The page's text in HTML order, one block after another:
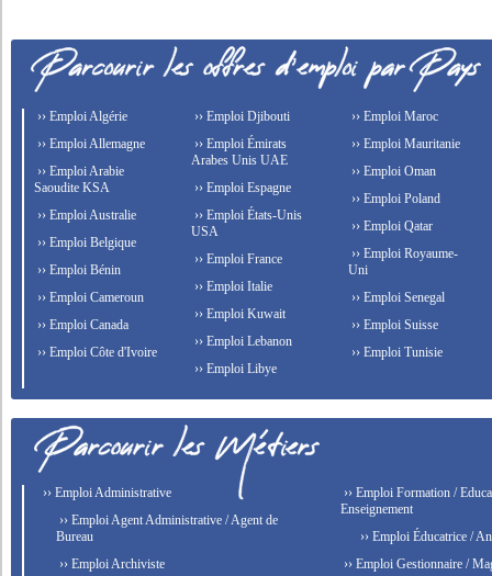
›› Emploi Algérie
›› Emploi Allemagne
›› Emploi Arabie
Saoudite KSA
›› Emploi Australie
›› Emploi Belgique
›› Emploi Bénin
›› Emploi Cameroun
›› Emploi Canada
›› Emploi Côte d'Ivoire
›› Emploi Djibouti
›› Emploi Émirats
Arabes Unis UAE
›› Emploi Espagne
›› Emploi États-Unis
USA
›› Emploi France
›› Emploi Italie
›› Emploi Kuwait
›› Emploi Lebanon
›› Emploi Libye
›› Emploi Maroc
›› Emploi Mauritanie
›› Emploi Oman
›› Emploi Poland
›› Emploi Qatar
›› Emploi Royaume-
Uni
›› Emploi Senegal
›› Emploi Suisse
›› Emploi Tunisie
›› Emploi Administrative
›› Emploi Agent Administrative / Agent de
Bureau
›› Emploi Archiviste
›› Emploi Formation /
Enseignement
›› Emploi Éducatrice /
›› Emploi Gestionnaire /